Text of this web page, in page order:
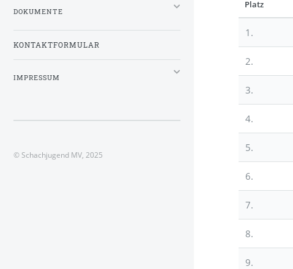
Platz
1.
2.
3.
4.
5.
6.
7.
8.
9.
DOKUMENTE
KONTAKTFORMULAR
IMPRESSUM
© Schachjugend MV, 2025